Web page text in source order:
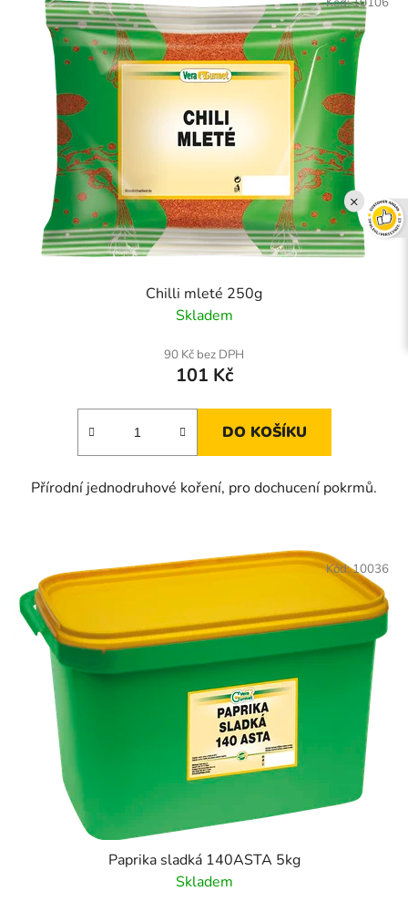
×
Chilli mleté 250g
Skladem
90 Kč bez DPH
101 Kč
DO KOŠÍKU
Přírodní jednodruhové koření, pro dochucení pokrmů.
Paprika sladká 140ASTA 5kg
Skladem
Kód:10036